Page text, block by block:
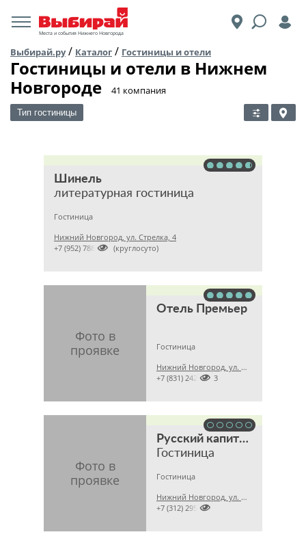
Места и события Нижнего Новгорода
Выбирай.ру/ Каталог / Гостиницы и отели
Гостиницы и отели в Нижнем
Новгороде
​41 компания
Тип гостиницы
Шинель
литературная гостиница
Гостиница
Нижний Новгород, ул. Стрелка, 4

+7 (952) 7886848 (круглосуто)
Отель Премьер
Гостиница
Нижний Новгород, ул. Новая, 32

+7 (831) 24282173
Русский капитал
Гостиница
Гостиница
Нижний Новгород, ул. Минеева, 29

+7 (312) 2959912